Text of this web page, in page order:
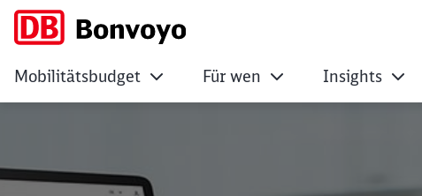
Bonvoyo -
Mobilitätsbudget Für wen Insights